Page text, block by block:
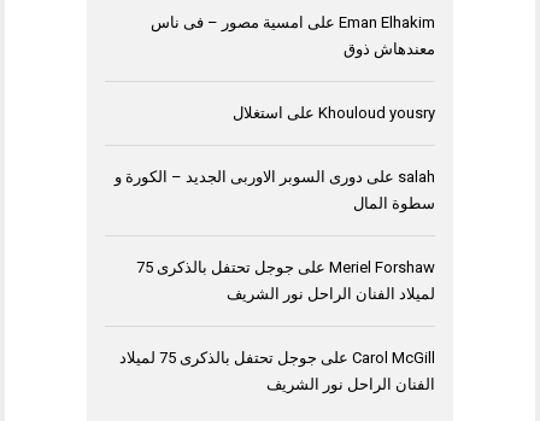
Eman Elhakim على امسية مصور – فى ناس
معندهاش ذوق
Khouloud yousry على استغلال
salah على دورى السوبر الاوربى الجديد – الكورة و
سطوة المال
Meriel Forshaw على
جوجل تحتفل بالذكرى 75
لميلاد الفنان الراحل نور الشريف
Carol McGill على
جوجل تحتفل بالذكرى 75 لميلاد
الفنان الراحل نور الشريف